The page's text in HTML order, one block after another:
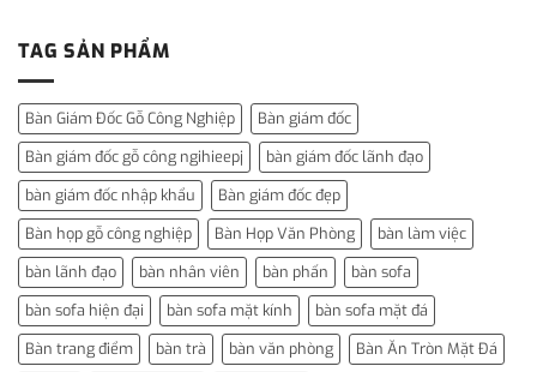
TAG SẢN PHẨM
Bàn Giám Đốc Gỗ Công Nghiệp
Bàn giám đốc
Bàn giám đốc gỗ công ngihieepj
bàn giám đốc lãnh đạo
bàn giám đốc nhập khẩu
Bàn giám đốc đẹp
Bàn họp gỗ công nghiệp
Bàn Họp Văn Phòng
bàn làm việc
bàn lãnh đạo
bàn nhân viên bàn phấn
bàn sofa
bàn sofa hiện đại
bàn sofa mặt kính
bàn sofa mặt đá
Bàn trang điểm
bàn trà bàn văn phòng
Bàn Ăn Tròn Mặt Đá